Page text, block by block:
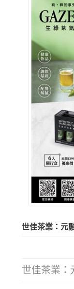
世佳茶業：元
世佳茶業：